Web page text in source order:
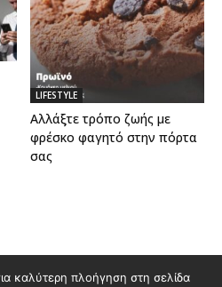
LIFESTYLE
Αλλάξτε τρόπο ζωής με
φρέσκο φαγητό στην πόρτα
σας
στο Polis Magazino
καλύτερη πλοήγηση στη σελίδα